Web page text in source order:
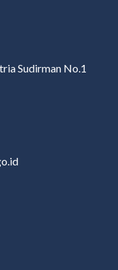
Sudirman No.1